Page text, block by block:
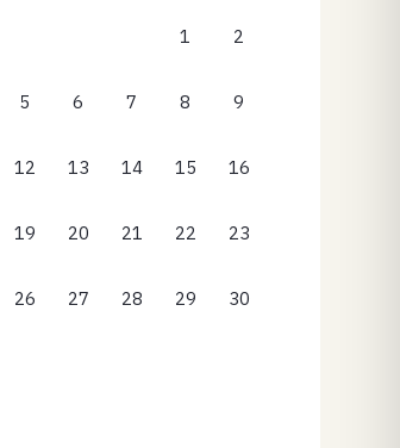
1 2
5 6 7 8 9
12 13 14 15 16
19 20 21 22 23
26 27 28 29 30